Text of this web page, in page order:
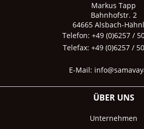
Markus Tapp
Bahnhofstr. 2
64665 Alsbach-
Telefon: +49 (0)6257 /
Telefax: +49 (0)6257 /
E-Mail:
ÜBER UNS
Unternehmen